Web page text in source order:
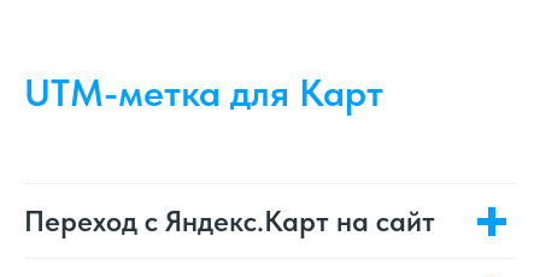
UTM-метка для Карт
Переход с Яндекс.Карт на сайт